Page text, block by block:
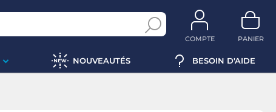
COMPTE PANIER
NOUVEAUTÉS BESOIN D'AIDE